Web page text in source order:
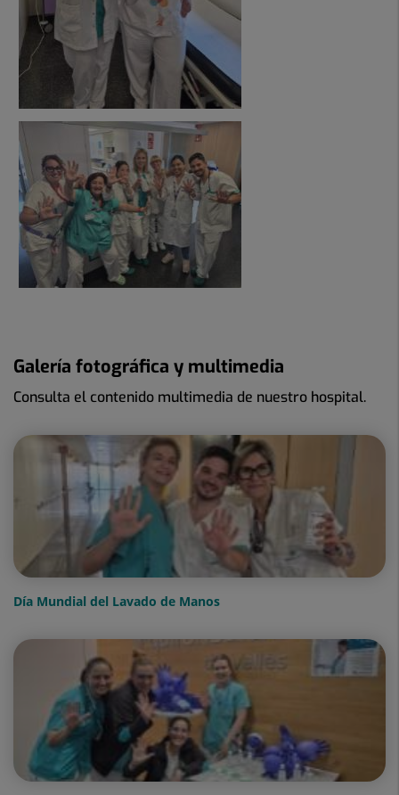
Galería fotográfica y multimedia
Consulta el contenido multimedia de nuestro hospital.
Día Mundial del Lavado de Manos